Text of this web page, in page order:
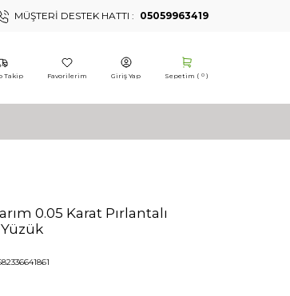
MÜŞTERI DESTEK HATTI : 05059963419
Takip Favorilerim Giriş Yap Sepetim ( 0 )
0.05 Karat Pırlantalı